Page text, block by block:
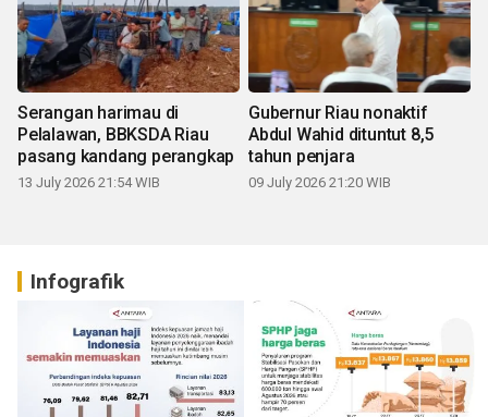
Serangan harimau di
Pelalawan, BBKSDA Riau
pasang kandang perangkap
13 July 2026 21:54 WIB
Gubernur Riau nonaktif
Abdul Wahid dituntut 8,5
tahun penjara
09 July 2026 21:20 WIB
Infografik